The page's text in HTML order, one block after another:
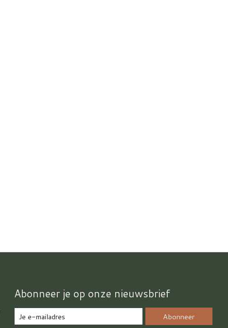
Abonneer je op onze nieuwsbrief
Abonneer